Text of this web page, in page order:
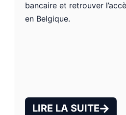
bancaire et retrouver
en Belgique.
LIRE LA SUITE